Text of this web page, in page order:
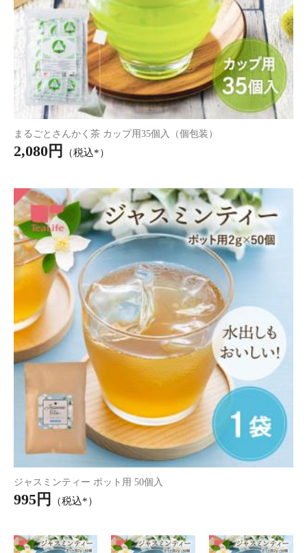
とめ買い】CHA+OCO 3袋セ
5,580円（税込*）
とめ買い】CHA+OCO 5袋セ
ット
（税込*）
紀州の梅 みつまろ 1kg
6,300円 （税込*）
2,290円 （税込*）
紀州の梅 みつまろ 500g
3,490円